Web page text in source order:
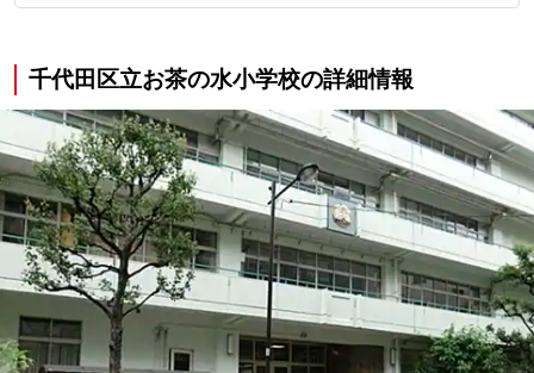
千代田区立お茶の水小学校の詳細情報